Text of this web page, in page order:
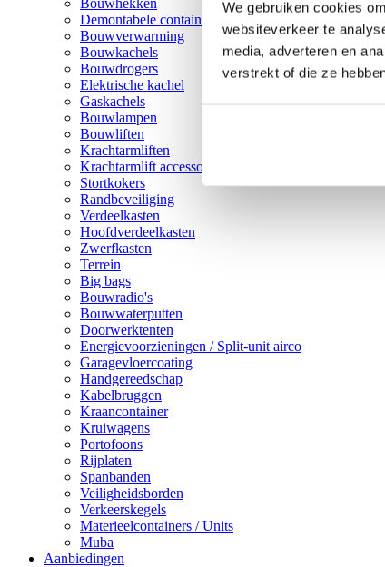
We gebruiken cookies
websiteverkeer te
media, adverteren en
verstrekt of die ze
Bouwhekken
Demontabele containers
Bouwverwarming
Bouwkachels
Bouwdrogers
Elektrische kachel
Gaskachels
Bouwlampen
Bouwliften
Krachtarmliften
Krachtarmlift accessoires
Stortkokers
Randbeveiliging
Verdeelkasten
Hoofdverdeelkasten
Zwerfkasten
Terrein
Big bags
Bouwradio's
Bouwwaterputten
Doorwerktenten
Energievoorzieningen / Split-unit airco
Garagevloercoating
Handgereedschap
Kabelbruggen
Kraancontainer
Kruiwagens
Portofoons
Rijplaten
Spanbanden
Veiligheidsborden
Verkeerskegels
Materieelcontainers / Units
Muba
Aanbiedingen